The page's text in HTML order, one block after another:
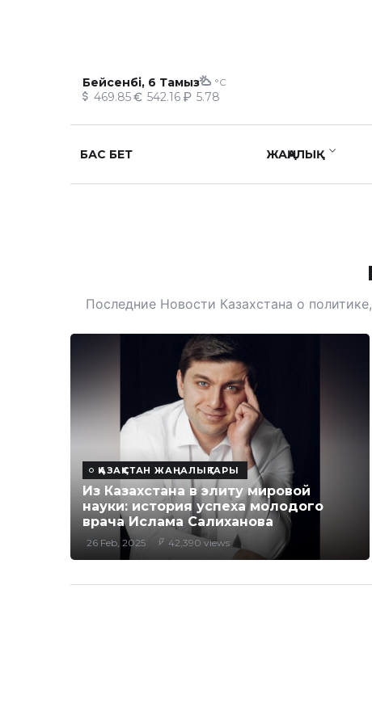
Бейсенбі, 6 Тамыз °C
469.85 542.16 5.78
БАС БЕТ ЖАҢАЛЫҚ
Последние Новости Казахстана о
ҚАЗАҚСТАН ЖАҢАЛЫҚТАРЫ
Из Казахстана в элиту мировой
науки: история успеха молодого
врача Ислама Салиханова
26 Feb, 2025 42,390 views